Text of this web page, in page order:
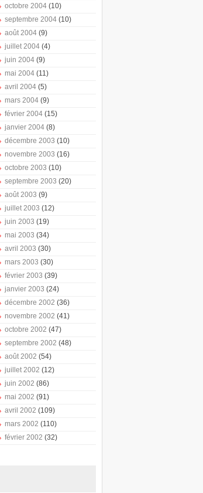
octobre 2004 (10)
septembre 2004 (10)
août 2004 (9)
juillet 2004 (4)
juin 2004 (9)
mai 2004 (11)
avril 2004 (5)
mars 2004 (9)
février 2004 (15)
janvier 2004 (8)
décembre 2003 (10)
novembre 2003 (16)
octobre 2003 (10)
septembre 2003 (20)
août 2003 (9)
juillet 2003 (12)
juin 2003 (19)
mai 2003 (34)
avril 2003 (30)
mars 2003 (30)
février 2003 (39)
janvier 2003 (24)
décembre 2002 (36)
novembre 2002 (41)
octobre 2002 (47)
septembre 2002 (48)
août 2002 (54)
juillet 2002 (12)
juin 2002 (86)
mai 2002 (91)
avril 2002 (109)
mars 2002 (110)
février 2002 (32)